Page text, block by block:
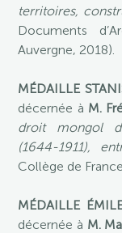
territoires,
Documents
Auvergne, 2018).
MÉDAILLE
décernée à M.
droit mongol
(1644-1911),
Collège de
MÉDAILLE
décernée à M.